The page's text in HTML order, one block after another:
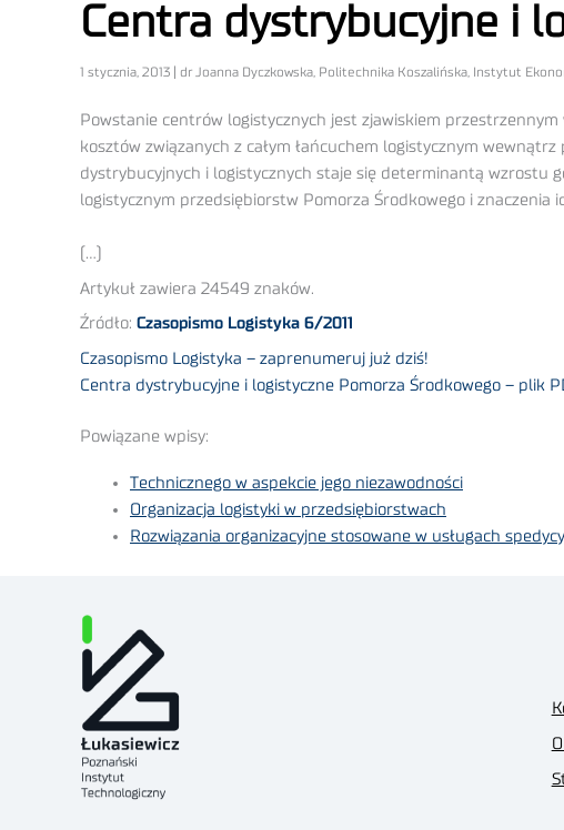
Centra dystrybucyjne i
1 stycznia, 2013 | dr Joanna Dyczkowska, Politechnika Koszalińska, Instytut
Powstanie centrów logistycznych jest zjawiskiem
kosztów związanych z całym łańcuchem logistycznym
dystrybucyjnych i logistycznych staje się determinantą wzrostu
logistycznym przedsiębiorstw Pomorza Środkowego i znaczenia
(…)
Artykuł zawiera 24549 znaków.
Źródło: Czasopismo Logistyka 6/2011
Czasopismo Logistyka – zaprenumeruj już dziś!
Centra dystrybucyjne i logistyczne Pomorza Środkowego – plik
Powiązane wpisy:
Technicznego w aspekcie jego niezawodności
Organizacja logistyki w przedsiębiorstwach
Rozwiązania organizacyjne stosowane w usługach